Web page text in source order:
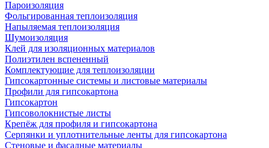
Пароизоляция
Фольгированная теплоизоляция
Напыляемая теплоизоляция
Шумоизоляция
Клей для изоляционных материалов
Полиэтилен вспененный
Комплектующие для теплоизоляции
Гипсокартонные системы и листовые материалы
Профили для гипсокартона
Гипсокартон
Гипсоволокнистые листы
Крепёж для профиля и гипсокартона
Серпянки и уплотнительные ленты для гипсокартона
Стеновые и фасадные материалы